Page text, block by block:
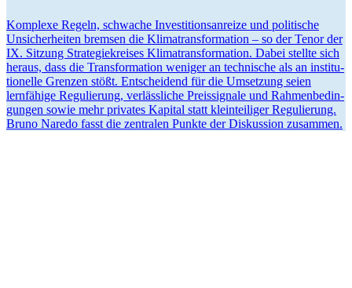
Komplexe Regeln, schwache Inves­ti­ti­ons­an­reize und politische
Unsicher­heiten bremsen die Klima­trans­for­mation – so der Tenor der
IX. Sitzung Strate­gie­kreises Klima­trans­for­mation. Dabei stellte sich
heraus, dass die Trans­for­mation weniger an technische als an insti­tu­
tio­nelle Grenzen stößt. Entscheidend für die Umsetzung seien
lernfähige Regulierung, verläss­liche Preis­si­gnale und Rahmen­be­din­
gungen sowie mehr privates Kapital statt klein­tei­liger Regulierung.
Bruno Naredo fasst die zentralen Punkte der Diskussion zusammen.